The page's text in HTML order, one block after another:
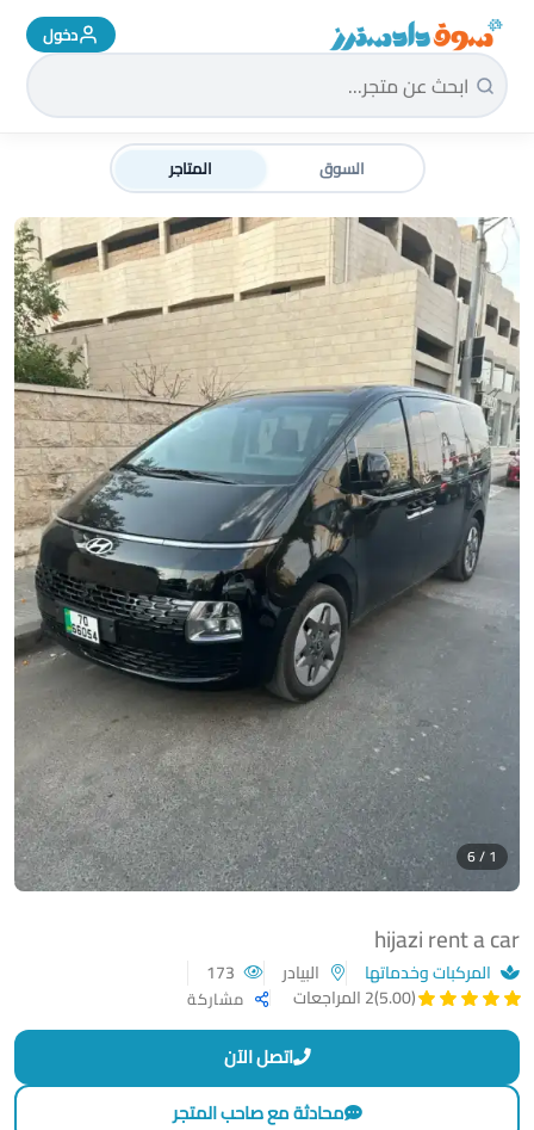
سوق دادسترز الرئيسية دخول
السوق المتاجر
hijazi rent a car
المركبات وخدماتها البيادر
(5.00)
2 المراجعات مشاركة
1 / 6
اتصل الآن
محادثة مع صاحب المتجر